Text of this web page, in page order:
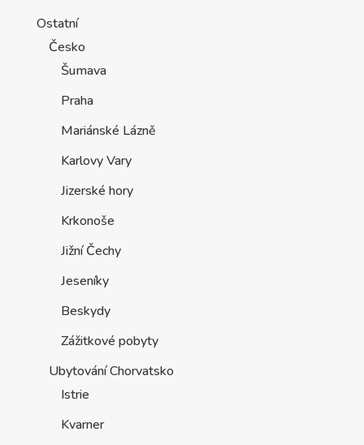
Ostatní
Česko
Šumava
Praha
Mariánské Lázně
Karlovy Vary
Jizerské hory
Krkonoše
Jižní Čechy
Jeseníky
Beskydy
Zážitkové pobyty
Ubytování Chorvatsko
Istrie
Kvarner